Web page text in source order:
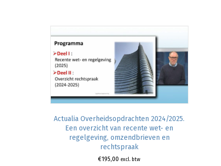
Actualia Overheidsopdrachten 2024/2025.
Een overzicht van recente wet- en
regelgeving, omzendbrieven en
rechtspraak
€195,00 excl. btw